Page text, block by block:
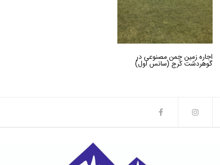
اجاره زمین چمن مصنوعی در
گوهردشت کرج (سانس اول)